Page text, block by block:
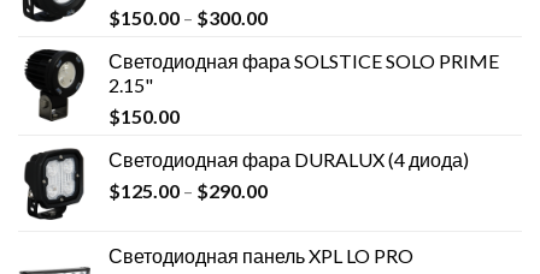
$150.00 – $300.00
Светодиодная фара SOLSTICE SOLO PRIME
2.15"
$150.00
Светодиодная фара DURALUX (4 диода)
$125.00 – $290.00
Светодиодная панель XPL LO PRO